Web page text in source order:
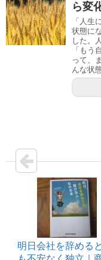
ら変
「人生
状態に
した。
「もう
って、
んな状
明日会社を辞める